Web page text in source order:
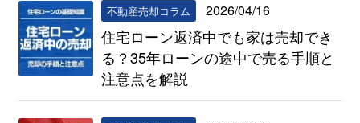
不動産売却コラム 2026/04/16
住宅ローン返済中でも家は売却でき
る？35年ローンの途中で売る手順と
注意点を解説